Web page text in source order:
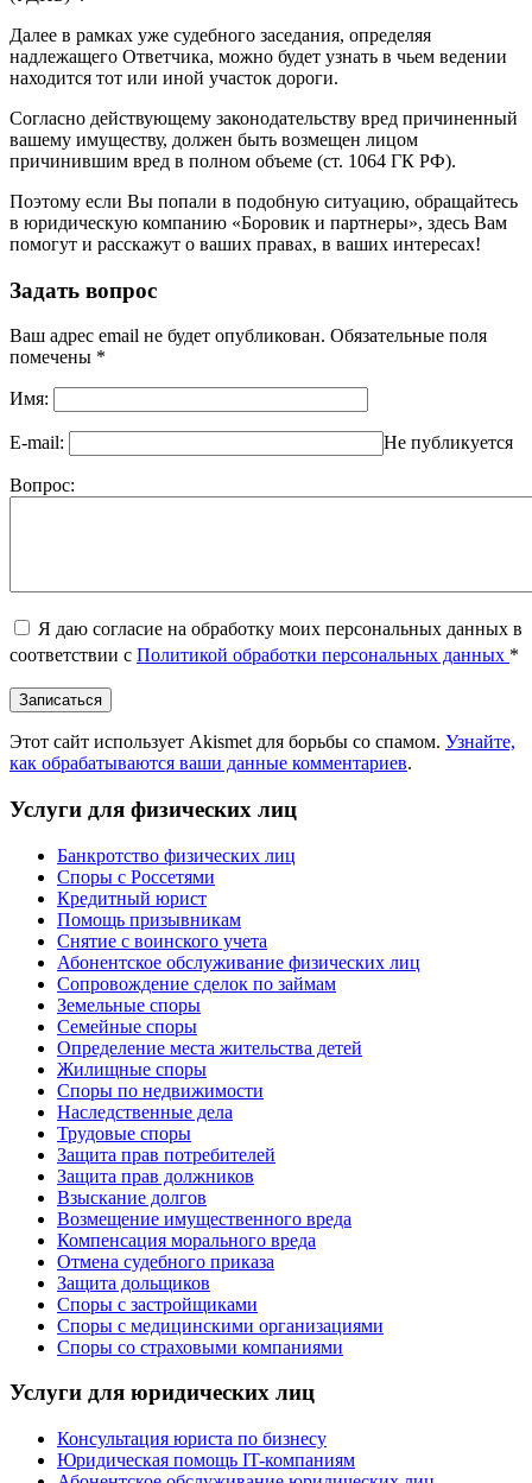
Далее в рамках уже судебного заседания, определяя
надлежащего Ответчика, можно будет узнать в чьем ведении
находится тот или иной участок дороги.
Согласно действующему законодательству вред причиненный
вашему имуществу, должен быть возмещен лицом
причинившим вред в полном объеме (ст. 1064 ГК РФ).
Поэтому если Вы попали в подобную ситуацию, обращайтесь
в юридическую компанию «Боровик и партнеры», здесь Вам
помогут и расскажут о ваших правах, в ваших интересах!
Задать вопрос
Ваш адрес email не будет опубликован. Обязательные поля
помечены *
Имя:
E-mail: Не публикуется
Вопрос:
Я даю согласие на обработку моих персональных данных в
соответствии с Политикой обработки персональных данных *
Этот сайт использует Akismet для борьбы со спамом. Узнайте,
как обрабатываются ваши данные комментариев.
Услуги для физических лиц
Банкротство физических лиц
Споры с Россетями
Кредитный юрист
Помощь призывникам
Снятие с воинского учета
Абонентское обслуживание физических лиц
Cопровождение сделок по займам
Земельные споры
Семейные споры
Определение места жительства детей
Жилищные споры
Споры по недвижимости
Наследственные дела
Трудовые споры
Защита прав потребителей
Защита прав должников
Взыскание долгов
Возмещение имущественного вреда
Компенсация морального вреда
Отмена судебного приказа
Защита дольщиков
Споры с застройщиками
Споры с медицинскими организациями
Споры со страховыми компаниями
Услуги для юридических лиц
Консультация юриста по бизнесу
Юридическая помощь IT-компаниям